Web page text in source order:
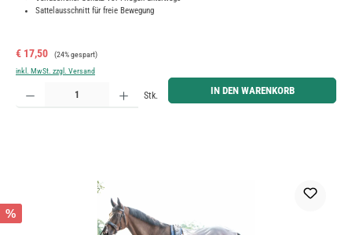
Sattelausschnitt für freie Bewegung
Verkaufspreis:
€ 17,50 Regulärer Preis:
(24% gespart)
inkl. MwSt. zzgl. Versand
Produkt Anzahl: Gib den gewünschten Wert ein oder benutze die Schaltflächen um die Anzahl zu
Stk. IN DEN WARENKORB
%